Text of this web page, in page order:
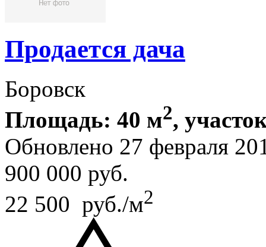
Продается дача
Боровск
Площадь: 40 м2,
Обновлено 27 февраля
900 000 руб.
22 500 руб./м2